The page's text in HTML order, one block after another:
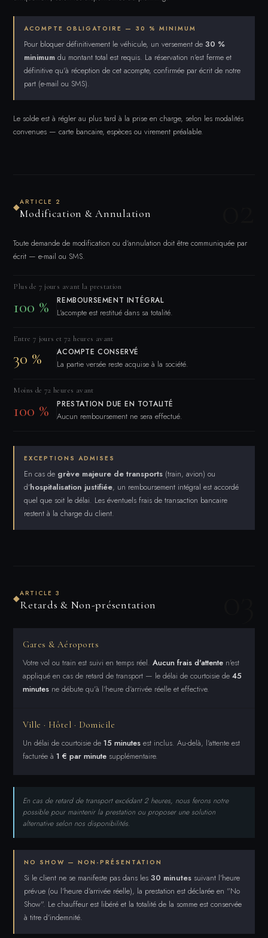
ACOMPTE OBLIGATOIRE — 30 % MINIMUM
Pour bloquer définitivement le véhicule, un versement de30 %
minimum du montant total est requis. La réservation n'est ferme et
définitive qu'à réception de cet acompte, confirmée par écrit de notre
part (e-mail ou SMS).
Le solde est à régler au plus tard à la prise en charge, selon les modalités
convenues — carte bancaire, espèces ou virement préalable.
◆ARTICLE 2
Modification & Annulation
Toute demande de modification ou d'annulation doit être communiquée par
écrit — e-mail ou SMS.
Plus de 7 jours avant la prestation
100 % REMBOURSEMENT INTÉGRAL
L'acompte est restitué dans sa totalité.
Entre 7 jours et 72 heures avant
30 % ACOMPTE CONSERVÉ
La partie versée reste acquise à la société.
Moins de 72 heures avant
100 % PRESTATION DUE EN TOTALITÉ
Aucun remboursement ne sera effectué.
EXCEPTIONS ADMISES
En cas de grève majeure de transports (train, avion) ou
d'hospitalisation justifiée, un remboursement intégral est accordé
quel que soit le délai. Les éventuels frais de transaction bancaire
restent à la charge du client.
◆ARTICLE 3
Retards & Non-présentation
Gares & Aéroports
Votre vol ou train est suivi en temps réel.Aucun frais d'attente n'est
appliqué en cas de retard de transport — le délai de courtoisie de45
minutes ne débute qu'à l'heure d'arrivée réelle et effective.
Ville · Hôtel · Domicile
Un délai de courtoisie de15 minutes est inclus. Au-delà, l'attente est
facturée à1 € par minute supplémentaire.
En cas de retard de transport excédant 2 heures, nous ferons notre
possible pour maintenir la prestation ou proposer une solution
alternative selon nos disponibilités.
NO SHOW — NON-PRÉSENTATION
Si le client ne se manifeste pas dans les30 minutes suivant l'heure
prévue (ou l'heure d'arrivée réelle), la prestation est déclarée en "No
Show". Le chauffeur est libéré et la totalité de la somme est conservée
à titre d'indemnité.